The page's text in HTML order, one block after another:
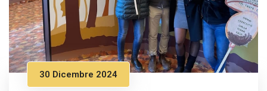
30 Dicembre 2024